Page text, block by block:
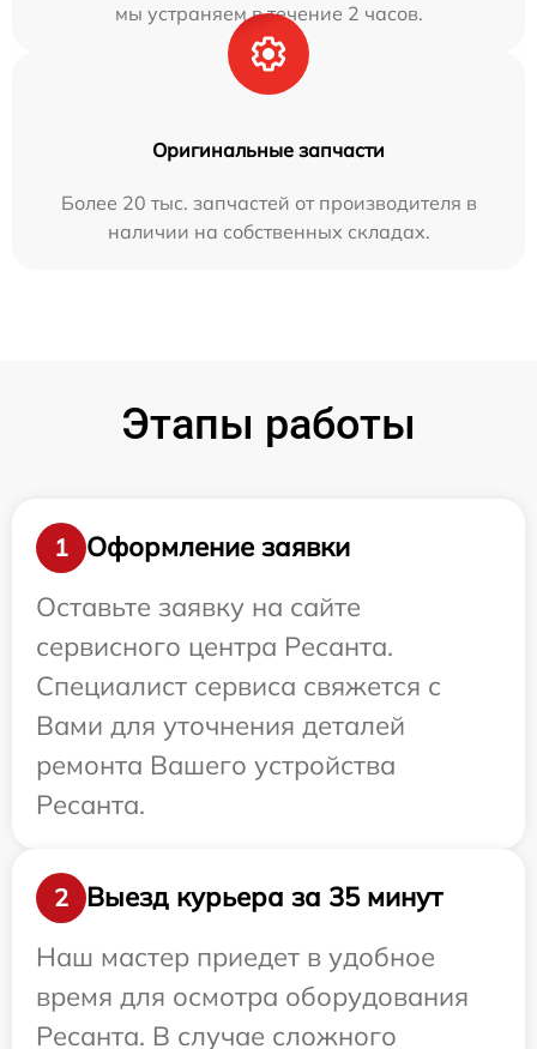
мы устраняем в течение 2 часов.
Оригинальные запчасти
Более 20 тыс. запчастей от производителя в
наличии на собственных складах.
Этапы работы
1
Оформление заявки
Оставьте заявку на сайте
сервисного центра Ресанта.
Специалист сервиса свяжется с
Вами для уточнения деталей
ремонта Вашего устройства
Ресанта.
2
Выезд курьера за 35 минут
Наш мастер приедет в удобное
время для осмотра оборудования
Ресанта. В случае сложного